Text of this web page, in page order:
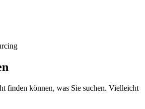
finden können, was Sie suchen. Vielleicht